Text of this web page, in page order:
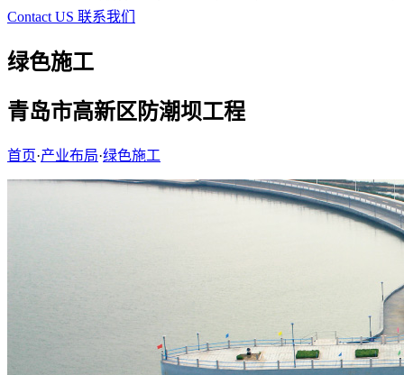
Contact US 联系我们
绿色施工
青岛市高新区防潮坝工程
首页·产业布局·绿色施工